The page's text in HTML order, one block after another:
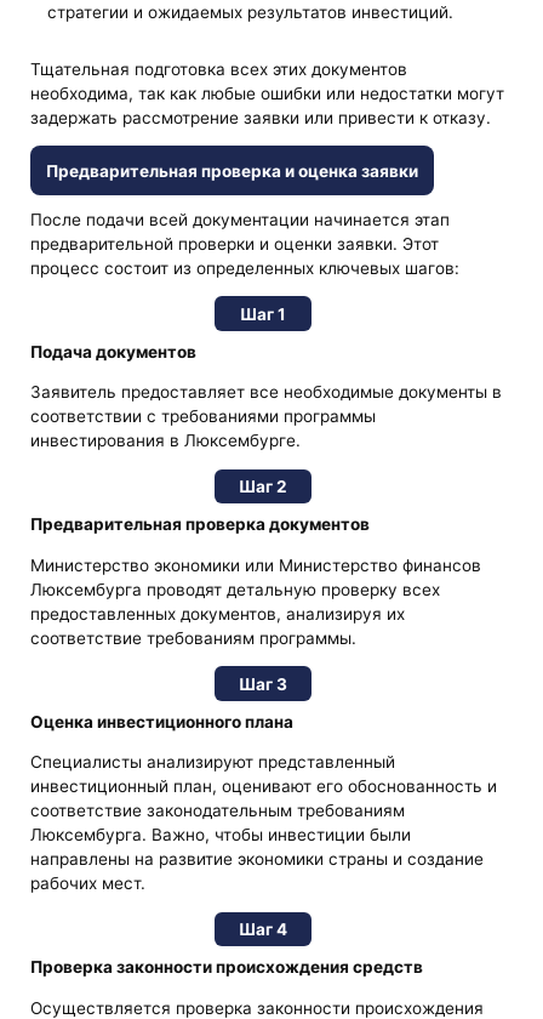
стратегии и ожидаемых результатов инвестиций.
Тщательная подготовка всех этих документов
необходима, так как любые ошибки или недостатки могут
задержать рассмотрение заявки или привести к отказу.
Предварительная проверка и оценка заявки
После подачи всей документации начинается этап
предварительной проверки и оценки заявки. Этот
процесс состоит из определенных ключевых шагов:
Шаг 1
Подача документов
Заявитель предоставляет все необходимые документы в
соответствии с требованиями программы
инвестирования в Люксембурге.
Шаг 2
Предварительная проверка документов
Министерство экономики или Министерство финансов
Люксембурга проводят детальную проверку всех
предоставленных документов, анализируя их
соответствие требованиям программы.
Шаг 3
Оценка инвестиционного плана
Специалисты анализируют представленный
инвестиционный план, оценивают его обоснованность и
соответствие законодательным требованиям
Люксембурга. Важно, чтобы инвестиции были
направлены на развитие экономики страны и создание
рабочих мест.
Шаг 4
Проверка законности происхождения средств
Осуществляется проверка законности происхождения